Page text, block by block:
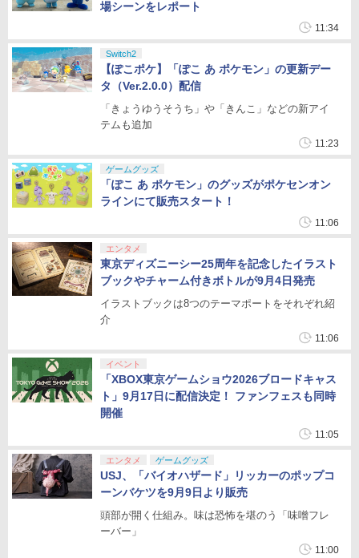
場シーンをレポート
11:34
Switch2
【ぽこポケ】「ぽこ あ ポケモン」の更新デー
タ（Ver.2.0.0）配信
「きょうゆうそうち」や「きんこ」などの新アイ
テムも追加
11:23
ゲームグッズ
「ぽこ あ ポケモン」のグッズがポケセンオン
ラインにて販売スタート！
11:06
エンタメ
東京ディズニーシー25周年を記念したイラスト
ブックやチャーム付きボトルが9月4日発売
イラストブックは8つのテーマポートをそれぞれ紹
介
11:06
イベント
「XBOX東京ゲームショウ2026ブロードキャス
ト」9月17日に配信決定！ ファンフェスも同時
開催
11:05
エンタメ ゲームグッズ
USJ、「バイオハザード」リッカーのポップコ
ーンバケツを9月9日より販売
頭部が開く仕組み。味は恐怖を堪のう「味噌フレ
ーバー」
11:00